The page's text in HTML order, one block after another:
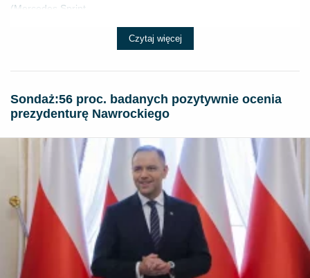
(Mercedes Sprint...
Czytaj więcej
​Sondaż:56 proc. badanych pozytywnie ocenia
prezydenturę Nawrockiego